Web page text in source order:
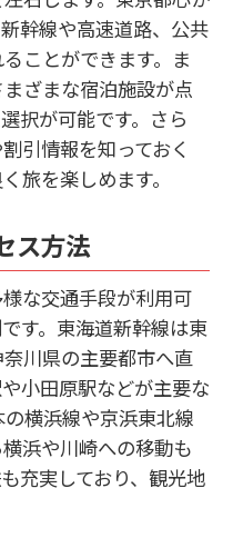
幹線や高速道路、公共
ことができます。ま
ざまな宿泊施設が点
択が可能です。さら
引情報を知っておく
旅を楽しめます。
ス方法
な交通手段が利用可
す。東海道新幹線は東
川県の主要都市へ直
小田原駅などが主要な
横浜線や京浜東北線
浜や川崎への移動も
充実しており、観光地